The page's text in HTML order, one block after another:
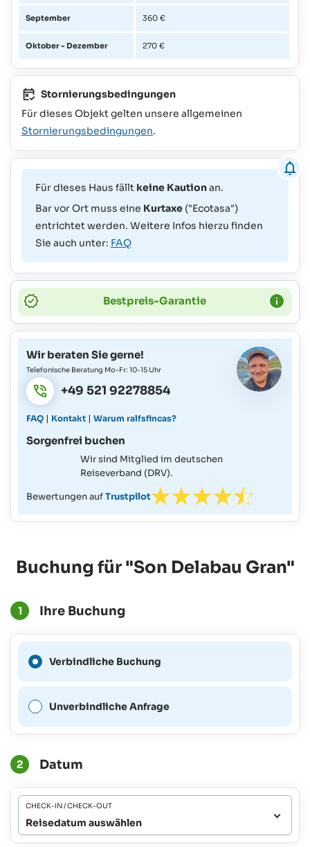
September 360 €
Oktober - Dezember 270 €
Stornierungsbedingungen
Für dieses Objekt gelten unsere allgemeinen
Stornierungsbedingungen.
Für dieses Haus fällt keine Kautionan.
Bar vor Ort muss eine Kurtaxe ("Ecotasa")
entrichtet werden. Weitere Infos hierzu finden
Sie auch unter: FAQ
Bestpreis-Garantie
Wir beraten Sie gerne!
Telefonische Beratung Mo-Fr: 10-15 Uhr
+49 521 92278854
FAQ | Kontakt | Warum ralfsfincas?
Sorgenfrei buchen
Wir sind Mitglied im deutschen
Reiseverband (DRV).
Bewertungen aufTrustpilot
Buchung für "Son Delabau Gran"
1 Ihre Buchung
Verbindliche Buchungist für diesen Zeitraum nicht
Unverbindliche Anfrage
2 Datum
CHECK-IN / CHECK-OUT
Reisedatum auswählen